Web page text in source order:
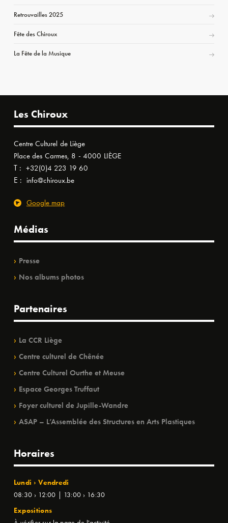
Retrouvailles 2025
Fête des Chiroux
La Fête de la Musique
Les Chiroux
Centre Culturel de Liège
Place des Carmes, 8 - 4000 LIÈGE
T : +32(0)4 223 19 60
E : info@chiroux.be
Google map
Médias
Presse
Nos albums photos
Partenaires
La CCR Liège
Centre culturel de Chênée
Centre Culturel Ourthe et Meuse
Espace Georges Truffaut
Foyer culturel de Jupille-Wandre
ASAP – L’Assemblée des Structures en Arts Plastiques
Horaires
Lundi › Vendredi
08:30 › 12:00 | 13:00 › 16:30
Expositions